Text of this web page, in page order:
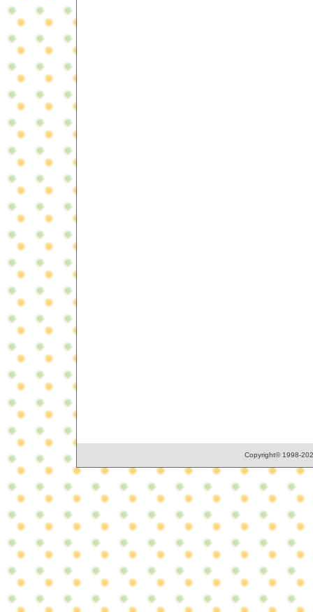
Copyright© 1998-